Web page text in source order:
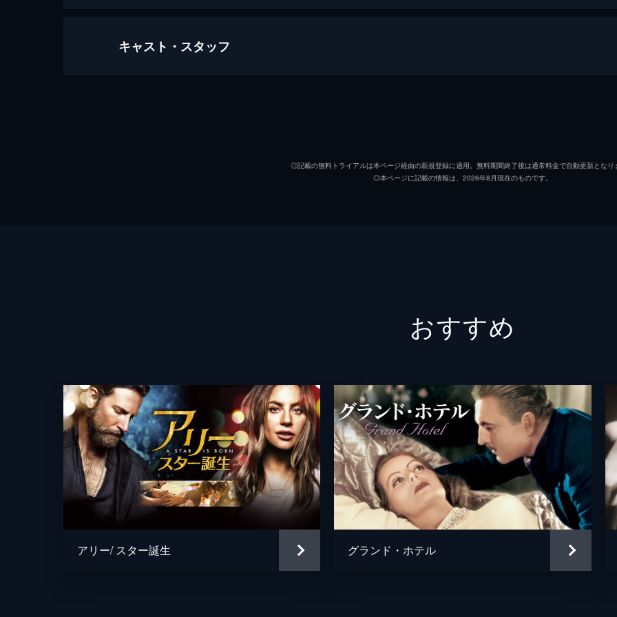
ジュリアス・シーザー
キャスト・スタッフ
ジェームズ・メイソン
エドモンド・オブライエン
マイケル・ペイト
アラン・ネイピア
イアン・ウルフ
ダグラス・ダンブリル
マイケル・アンサラ
◎記載の無料トライアルは本ページ経由の新規登録に適用。無料期間終了後は通常料金で自動更新となり
◎本ページに記載の情報は、2026年8月現在のものです。
おすすめ
アリー/ スター誕生 グランド・ホテル